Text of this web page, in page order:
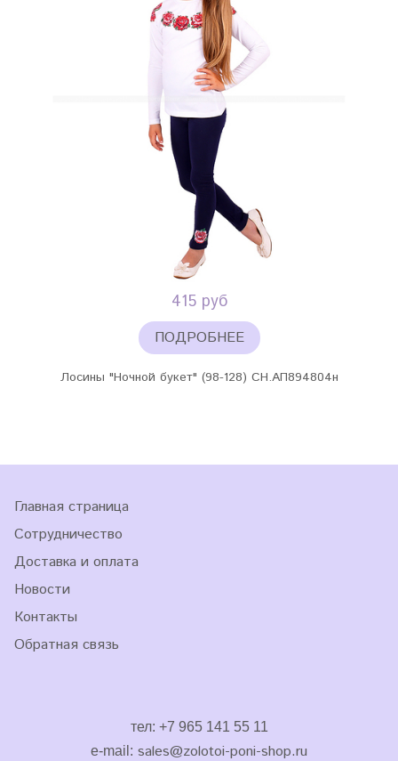
415 руб
ПОДРОБНЕЕ
Лосины "Ночной букет" (98-128) СН.АП894804н
Главная страница
Сотрудничество
Доставка и оплата
Новости
Контакты
Обратная связь
тел: +7 965 141 55 11
e-mail: sales@zolotoi-poni-shop.ru